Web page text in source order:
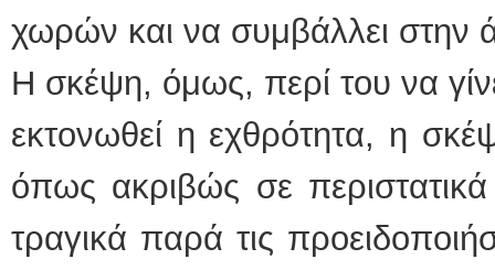
χωρών και να συμβάλλει στην
Η σκέψη, όμως, περί του να
εκτονωθεί η εχθρότητα, η
όπως ακριβώς σε
τραγικά παρά τις